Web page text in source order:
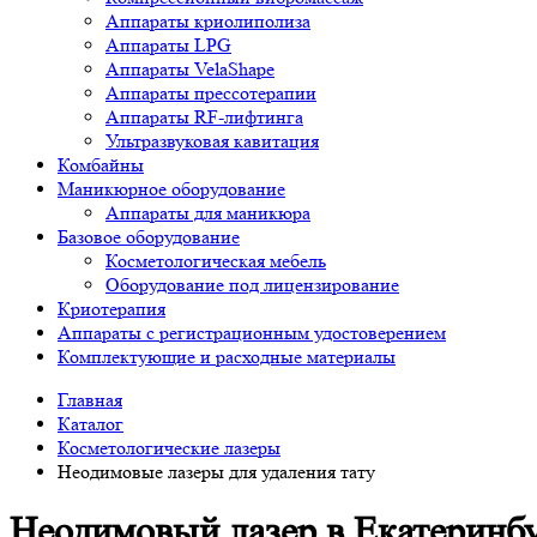
Аппараты криолиполиза
Аппараты LPG
Аппараты VelaShape
Аппараты прессотерапии
Аппараты RF-лифтинга
Ультразвуковая кавитация
Комбайны
Маникюрное оборудование
Аппараты для маникюра
Базовое оборудование
Косметологическая мебель
Оборудование под лицензирование
Криотерапия
Аппараты c регистрационным удостоверением
Комплектующие и расходные материалы
Главная
Каталог
Косметологические лазеры
Неодимовые лазеры для удаления тату